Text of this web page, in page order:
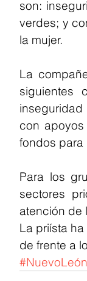
son:
verdes; y
la mujer.
La
siguientes
con
fondos para
Para los
sectores
atención de
La priísta
de frente a
#NuevoLeón